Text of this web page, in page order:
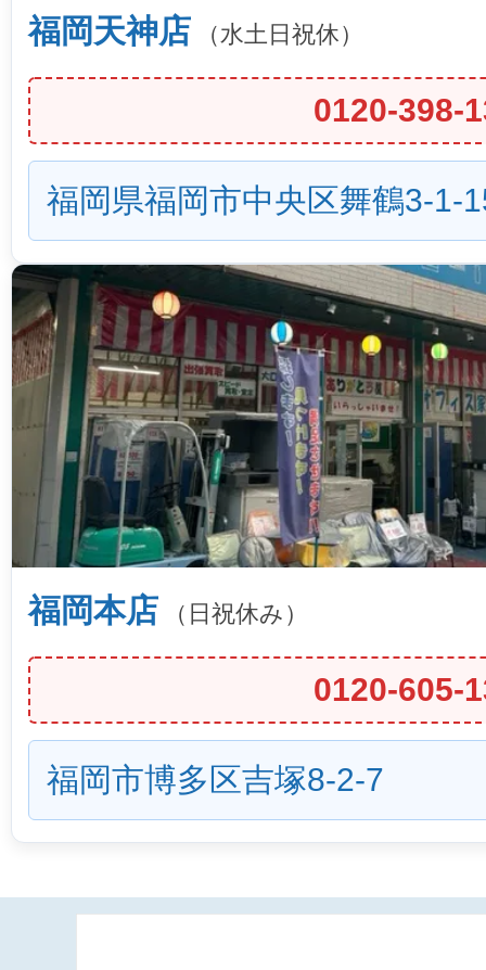
福岡天神店 （水土日祝休）
0120-398-
福岡県福岡市中央区舞鶴3-1-
福岡本店 （日祝休み）
0120-605-
福岡市博多区吉塚8-2-7